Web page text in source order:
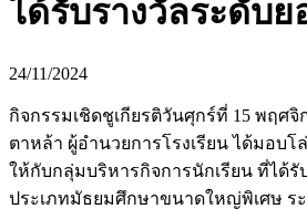
ได้รับรางวัลระดับย
24/11/2024
กิจกรรมเชิดชูเกียรติวันศุกร์ที่ 15 พฤศจิ
ตาหล้า ผู้อำนวยการโรงเรียน ได้มอบโ
ให้กับกลุ่มบริหารกิจการนักเรียน ที่ได้รั
ประเภทมัธยมศึกษาขนาดใหญ่พิเศษ ร